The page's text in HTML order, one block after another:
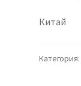
Китай
Категория: